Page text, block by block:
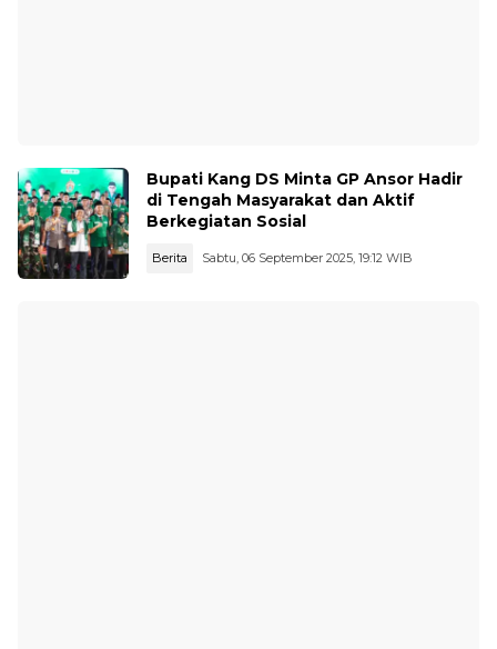
Bupati Kang DS Minta GP Ansor Hadir
di Tengah Masyarakat dan Aktif
Berkegiatan Sosial
Berita Sabtu, 06 September 2025, 19:12 WIB